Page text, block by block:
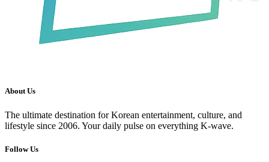
About Us
The ultimate destination for Korean entertainment, culture, and
lifestyle since 2006. Your daily pulse on everything K-wave.
Follow Us